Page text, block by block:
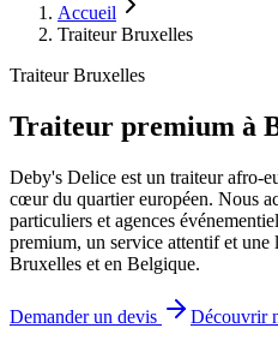
Accueil
Traiteur Bruxelles
Traiteur Bruxelles
Traiteur premium à
Deby's Delice est un traiteur afro-
cœur du quartier européen. Nous
particuliers et agences
premium, un service attentif et
Bruxelles et en Belgique.
Demander un devis Découvrir